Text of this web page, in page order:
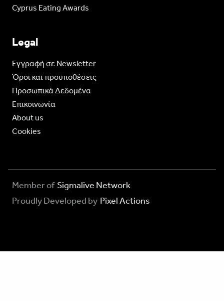
Cyprus Eating Awards
Legal
Eγγραφή σε Newsletter
Όροι και προϋποθέσεις
Προσωπικά Δεδομένα
Επικοινωνία
About us
Cookies
Member of Sigmalive Network
Proudly Developed by Pixel Actions